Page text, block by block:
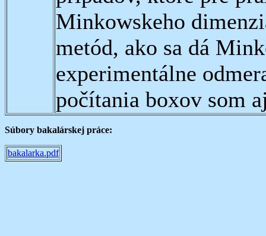
Minkowskeho
metód, ako sa dá
experimentálne
počítania boxov som
Súbory bakalárskej práce:
bakalarka.pdf